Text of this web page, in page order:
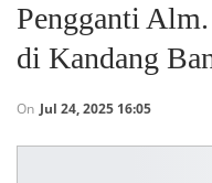
Pengganti
di Kandang
On Jul 24, 2025 16:05